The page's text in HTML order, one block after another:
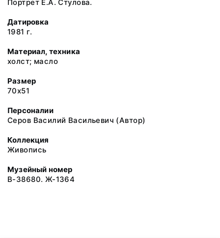
Портрет Е.А. Стулова.
Датировка
1981 г.
Материал, техника
холст; масло
Размер
70x51
Персоналии
Серов Василий Васильевич (Автор)
Коллекция
Живопись
Музейный номер
В-38680. Ж-1364